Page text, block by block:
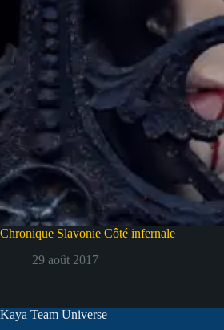
Chronique Slavonie Côté infernale
29 août 2017
Kaya Team Universe